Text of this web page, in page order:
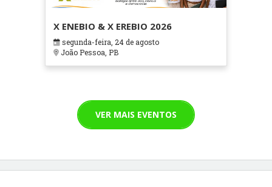
X ENEBIO & X EREBIO 2026
segunda-feira, 24 de agosto
João Pessoa, PB
VER MAIS EVENTOS